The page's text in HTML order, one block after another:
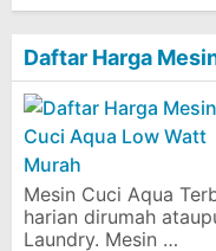
Daftar Harga
Mesin Cuci Aqua
harian dirumah
Laundry. Mesin …